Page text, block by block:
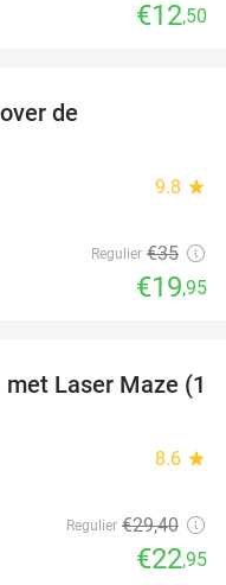
€12,50
de
9.8 star
Regulier €35
€19,95
22%
Laser Maze (1
8.6 star
Regulier €29,40
€22,95